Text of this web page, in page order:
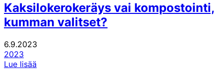
Kaksilokerokeräys vai kompostointi,
kumman valitset?
6.9.2023
2023
Lue lisää